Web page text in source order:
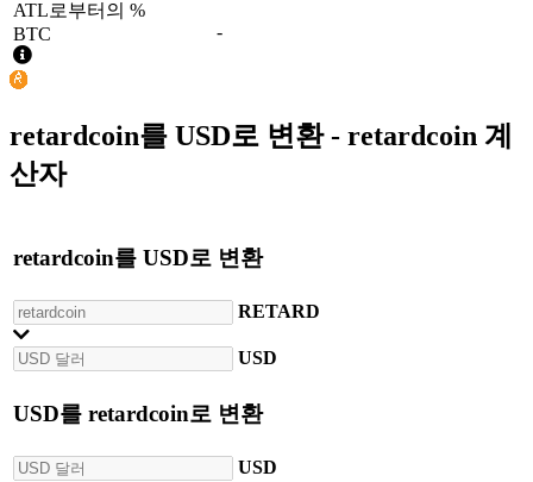
ATL로부터의 %
BTC
-
retardcoin를 USD로 변환 - retardcoin 계
산자
retardcoin를 USD로 변환
RETARD
USD
USD를 retardcoin로 변환
USD